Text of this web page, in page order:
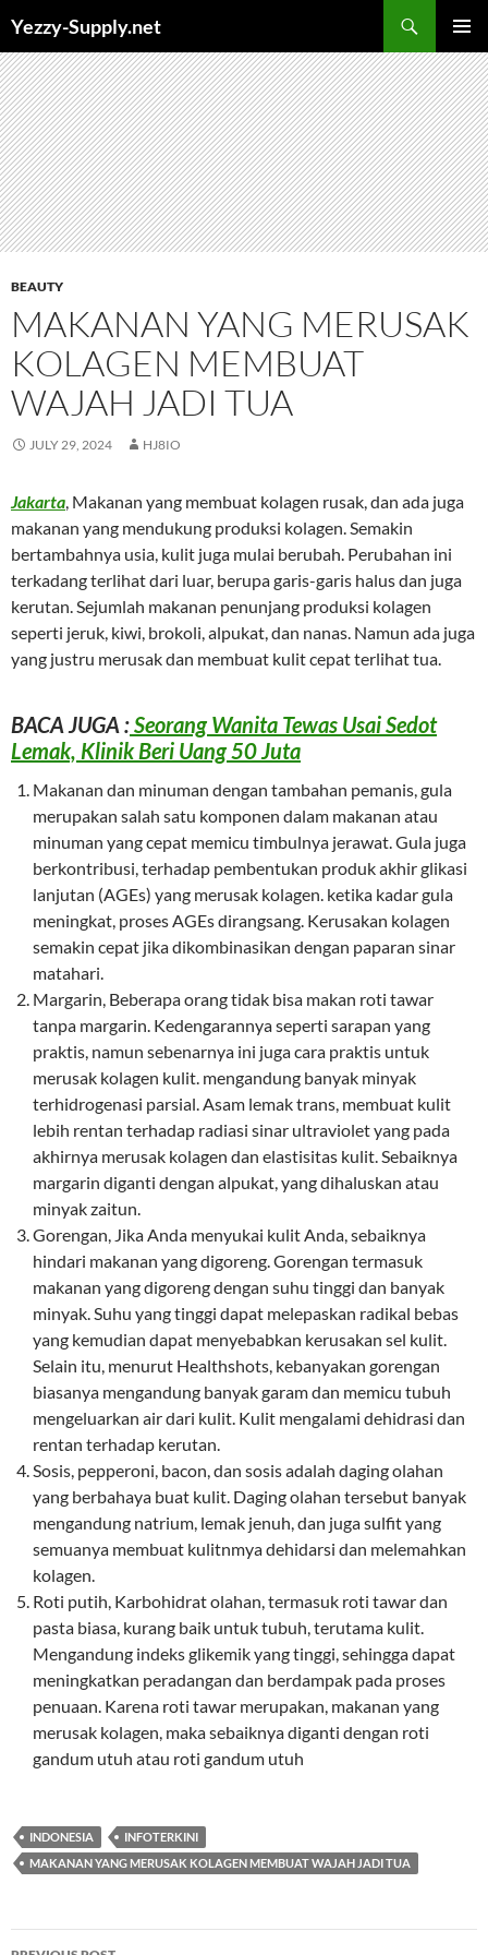
content
Yezzy-Supply.net
MENU
BEAUTY
MAKANAN YANG MERUSAK
KOLAGEN MEMBUAT
WAJAH JADI TUA
JULY 29, 2024 HJ8IO
Jakarta, Makanan yang membuat kolagen rusak, dan ada juga
makanan yang mendukung produksi kolagen. Semakin
bertambahnya usia, kulit juga mulai berubah. Perubahan ini
terkadang terlihat dari luar, berupa garis-garis halus dan juga
kerutan. Sejumlah makanan penunjang produksi kolagen
seperti jeruk, kiwi, brokoli, alpukat, dan nanas. Namun ada juga
yang justru merusak dan membuat kulit cepat terlihat tua.
BACA JUGA :Seorang Wanita Tewas Usai Sedot
Lemak, Klinik Beri Uang 50 Juta
Makanan dan minuman dengan tambahan pemanis, gula
merupakan salah satu komponen dalam makanan atau
minuman yang cepat memicu timbulnya jerawat. Gula juga
berkontribusi, terhadap pembentukan produk akhir glikasi
lanjutan (AGEs) yang merusak kolagen. ketika kadar gula
meningkat, proses AGEs dirangsang. Kerusakan kolagen
semakin cepat jika dikombinasikan dengan paparan sinar
matahari.
Margarin, Beberapa orang tidak bisa makan roti tawar
tanpa margarin. Kedengarannya seperti sarapan yang
praktis, namun sebenarnya ini juga cara praktis untuk
merusak kolagen kulit. mengandung banyak minyak
terhidrogenasi parsial. Asam lemak trans, membuat kulit
lebih rentan terhadap radiasi sinar ultraviolet yang pada
akhirnya merusak kolagen dan elastisitas kulit. Sebaiknya
margarin diganti dengan alpukat, yang dihaluskan atau
minyak zaitun.
Gorengan, Jika Anda menyukai kulit Anda, sebaiknya
hindari makanan yang digoreng. Gorengan termasuk
makanan yang digoreng dengan suhu tinggi dan banyak
minyak. Suhu yang tinggi dapat melepaskan radikal bebas
yang kemudian dapat menyebabkan kerusakan sel kulit.
Selain itu, menurut Healthshots, kebanyakan gorengan
biasanya mengandung banyak garam dan memicu tubuh
mengeluarkan air dari kulit. Kulit mengalami dehidrasi dan
rentan terhadap kerutan.
Sosis, pepperoni, bacon, dan sosis adalah daging olahan
yang berbahaya buat kulit. Daging olahan tersebut banyak
mengandung natrium, lemak jenuh, dan juga sulfit yang
semuanya membuat kulitnmya dehidarsi dan melemahkan
kolagen.
Roti putih, Karbohidrat olahan, termasuk roti tawar dan
pasta biasa, kurang baik untuk tubuh, terutama kulit.
Mengandung indeks glikemik yang tinggi, sehingga dapat
meningkatkan peradangan dan berdampak pada proses
penuaan. Karena roti tawar merupakan, makanan yang
merusak kolagen, maka sebaiknya diganti dengan roti
gandum utuh atau roti gandum utuh
INDONESIA
INFOTERKINI
MAKANAN YANG MERUSAK KOLAGEN MEMBUAT WAJAH JADI TUA
Post